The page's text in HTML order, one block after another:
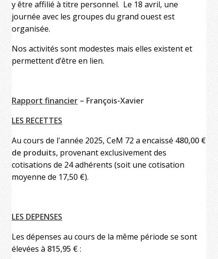
y être affilié à titre personnel. Le 18 avril, une
journée avec les groupes du grand ouest est
organisée.
Nos activités sont modestes mais elles existent et
permettent d’être en lien.
Rapport financier – François-Xavier
LES RECETTES
Au cours de l'année 2025, CeM 72 a encaissé 480,00 €
de produits, provenant exclusivement des
cotisations de 24 adhérents (soit une cotisation
moyenne de 17,50 €).
LES DEPENSES
Les dépenses au cours de la même période se sont
élevées à 815,95 € :